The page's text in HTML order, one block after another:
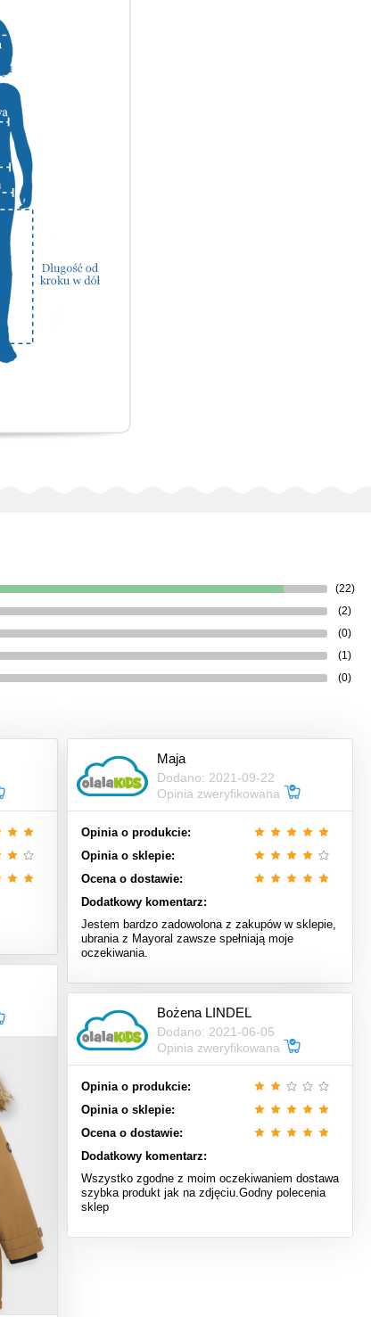
(22)
(2)
(0)
(1)
(0)
Maja
Dodano: 2021-09-22
Opinia zweryfikowana
Opinia o produkcie:
Opinia o sklepie:
Ocena o dostawie:
Dodatkowy komentarz:
Jestem bardzo zadowolona z zakupów w sklepie,
ubrania z Mayoral zawsze spełniają moje
oczekiwania.
Bożena LINDEL
Dodano: 2021-06-05
Opinia zweryfikowana
Opinia o produkcie:
Opinia o sklepie:
Ocena o dostawie:
Dodatkowy komentarz:
Wszystko zgodne z moim oczekiwaniem dostawa
szybka produkt jak na zdjęciu.Godny polecenia
sklep